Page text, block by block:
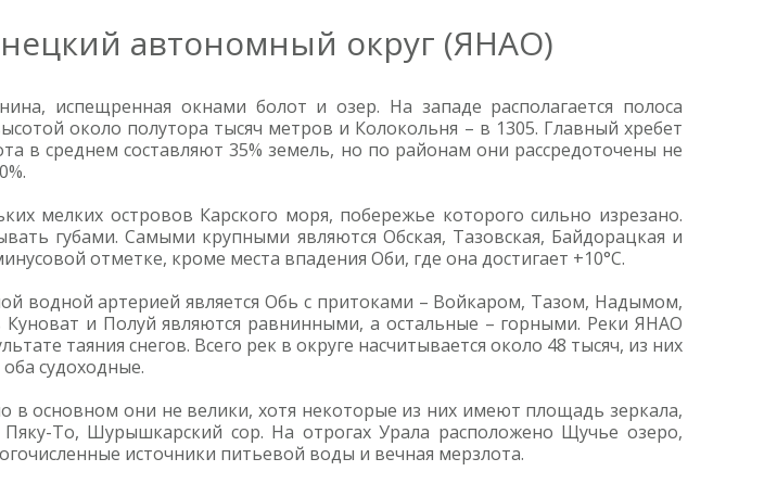
автономный округ (ЯНАО)
испещренная окнами болот и озер. На западе располагается полоса
около полутора тысяч метров и Колокольня – в 1305. Главный хребет
в среднем составляют 35% земель, но по районам они рассредоточены не
мелких островов Карского моря, побережье которого сильно изрезано.
губами. Самыми крупными являются Обская, Тазовская, Байдорацкая и
отметке, кроме места впадения Оби, где она достигает +10°С.
водной артерией является Обь с притоками – Войкаром, Тазом, Надымом,
и Полуй являются равнинными, а остальные – горными. Реки ЯНАО
таяния снегов. Всего рек в округе насчитывается около 48 тысяч, из них
судоходные.
в основном они не велики, хотя некоторые из них имеют площадь зеркала,
То, Шурышкарский сор. На отрогах Урала расположено Щучье озеро,
источники питьевой воды и вечная мерзлота.